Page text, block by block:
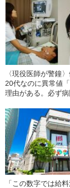
〈現役医師が警鐘
20代なのに異常値
理由がある。必ず病
病、バセドウ病、
ステロン症…》
「この数字では給